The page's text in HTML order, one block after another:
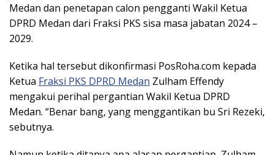
Medan dan penetapan calon pengganti Wakil Ketua
DPRD Medan dari Fraksi PKS sisa masa jabatan 2024 –
2029.
Ketika hal tersebut dikonfirmasi PosRoha.com kepada
Ketua Fraksi PKS DPRD Medan Zulham Effendy
mengakui perihal pergantian Wakil Ketua DPRD
Medan. “Benar bang, yang menggantikan bu Sri Rezeki,
sebutnya.